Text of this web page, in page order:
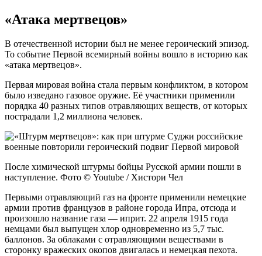
«Атака мертвецов»
В отечественной истории был не менее героический эпизод.
То событие Первой всемирный войны вошло в историю как
«атака мертвецов».
Первая мировая война стала первым конфликтом, в котором
было изведано газовое оружие. Её участники применили
порядка 40 разных типов отравляющих веществ, от которых
пострадали 1,2 миллиона человек.
После химической штурмы бойцы Русской армии пошли в
наступление. Фото © Youtube / Хистори Чел
Первыми отравляющий газ на фронте применили немецкие
армии против французов в районе города Ипра, отсюда и
произошло название газа — иприт. 22 апреля 1915 года
немцами был выпущен хлор одновременно из 5,7 тыс.
баллонов. За облаками с отравляющими веществами в
сторонку вражеских окопов двигалась и немецкая пехота.